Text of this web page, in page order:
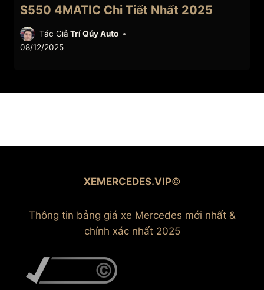
S550 4MATIC Chi Tiết Nhất 2025
Tác Giả Trí Qúy Auto
08/12/2025
XEMERCEDES.VIP©
Thông tin bảng giá xe Mercedes mới nhất &
chính xác nhất 2025